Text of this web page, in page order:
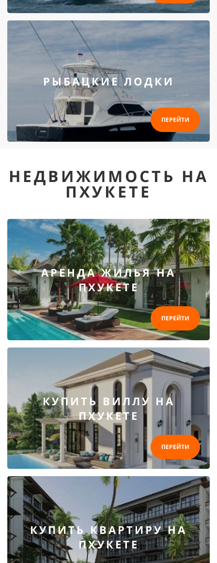
РЫБАЦКИЕ ЛОДКИ
ПЕРЕЙТИ
НЕДВИЖИМОСТЬ НА
ПХУКЕТЕ
АРЕНДА ЖИЛЬЯ НА
ПХУКЕТЕ
ПЕРЕЙТИ
КУПИТЬ ВИЛЛУ НА
ПХУКЕТЕ
ПЕРЕЙТИ
КУПИТЬ КВАРТИРУ НА
ПХУКЕТЕ